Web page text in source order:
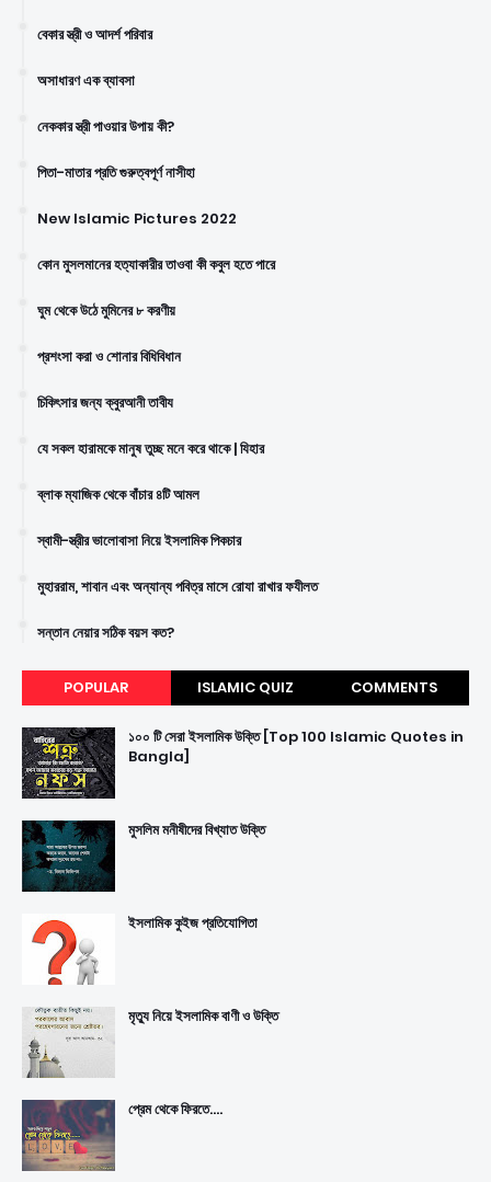
বেকার স্ত্রী ও আদর্শ পরিবার
অসাধারণ এক ব্যাবসা
নেককার স্ত্রী পাওয়ার উপায় কী?
পিতা-মাতার প্রতি গুরুত্বপূর্ণ নাসীহা
New Islamic Pictures 2022
কোন মুসলমানের হত্যাকারীর তাওবা কী কবুল হতে পারে
ঘুম থেকে উঠে মুমিনের ৮ করণীয়
প্রশংসা করা ও শোনার বিধিবিধান
চিকিৎসার জন্য ক্বুরআনী তাবীয
যে সকল হারামকে মানুষ তুচ্ছ মনে করে থাকে | যিহার
ব্লাক ম্যাজিক থেকে বাঁচার ৪টি আমল
স্বামী-স্ত্রীর ভালোবাসা নিয়ে ইসলামিক পিকচার
মুহাররাম, শাবান এবং অন্যান্য পবিত্র মাসে রোযা রাখার ফযীলত
সন্তান নেয়ার সঠিক বয়স কত?
POPULAR ISLAMIC QUIZ COMMENTS
১০০ টি সেরা ইসলামিক উক্তি [Top 100 Islamic Quotes in
Bangla]
মুসলিম মনীষীদের বিখ্যাত উক্তি
ইসলামিক কুইজ প্রতিযোগিতা
মৃত্যু নিয়ে ইসলামিক বাণী ও উক্তি
প্রেম থেকে ফিরতে....